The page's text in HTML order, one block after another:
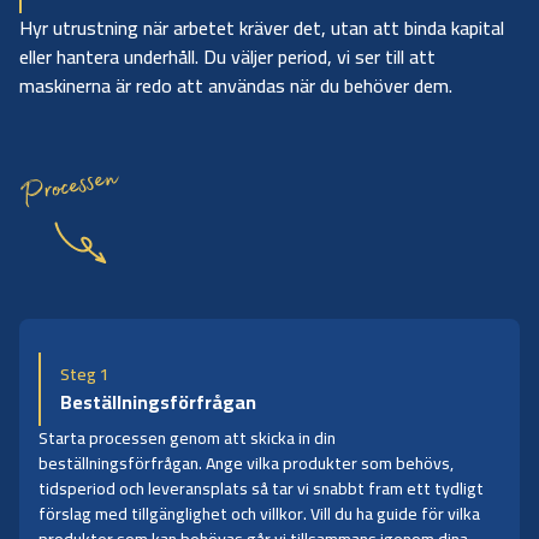
Hyr utrustning när arbetet kräver det, utan att binda kapital
eller hantera underhåll. Du väljer period, vi ser till att
maskinerna är redo att användas när du behöver dem.
Processen
Steg 1
Beställningsförfrågan
Starta processen genom att skicka in din
beställningsförfrågan. Ange vilka produkter som behövs,
tidsperiod och leveransplats så tar vi snabbt fram ett tydligt
förslag med tillgänglighet och villkor. Vill du ha guide för vilka